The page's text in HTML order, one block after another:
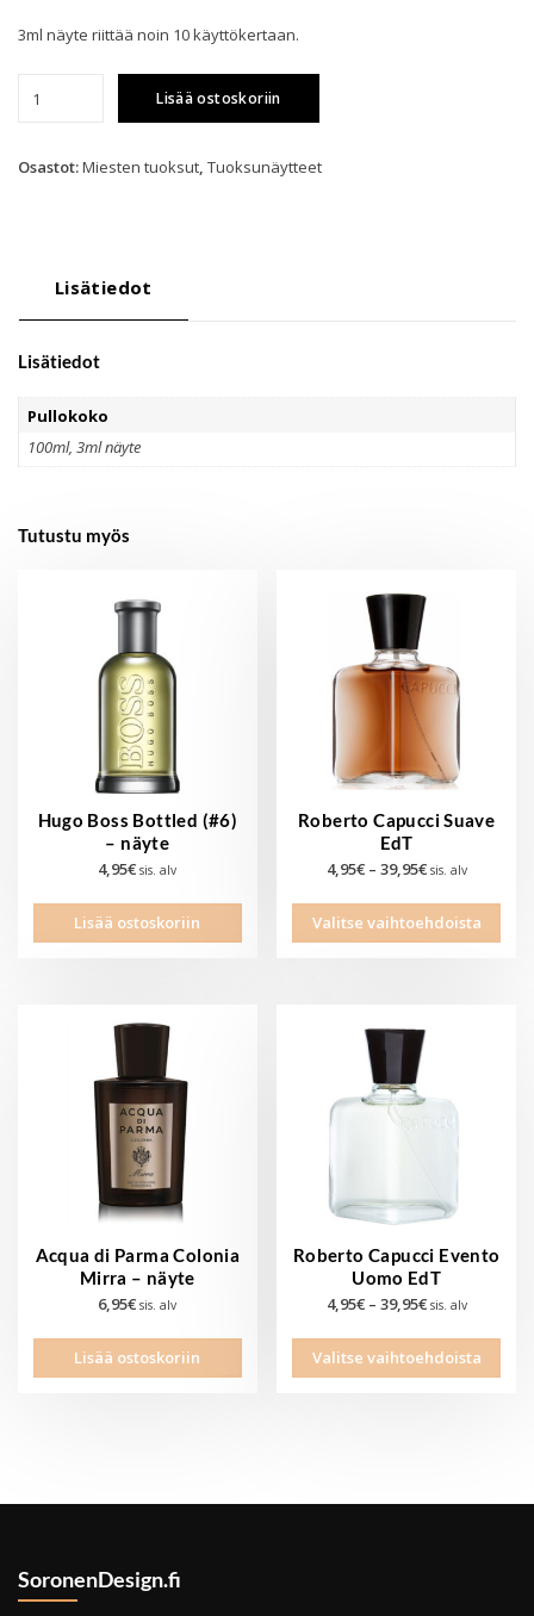
3ml näyte riittää noin 10 käyttökertaan.
Colonia
Lisää ostoskoriin
Osastot:Miesten tuoksut, Tuoksunäytteet
Lisätiedot
Lisätiedot
Pullokoko
100ml, 3ml näyte
Tutustu myös
Hugo Boss Bottled (#6)
– näyte
4,95€ sis. alv
Lisää ostoskoriin
Roberto Capucci Suave
EdT
4,95€ – 39,95€Hintaluokka:
-
39,95€
sis. alv
Valitse vaihtoehdoista
Tällä
Acqua di Parma Colonia
Mirra – näyte
6,95€ sis. alv
Lisää ostoskoriin
Roberto Capucci Evento
Uomo EdT
4,95€ – 39,95€Hintaluokka:
-
39,95€
sis. alv
Valitse vaihtoehdoista
Tällä
SoronenDesign.fi